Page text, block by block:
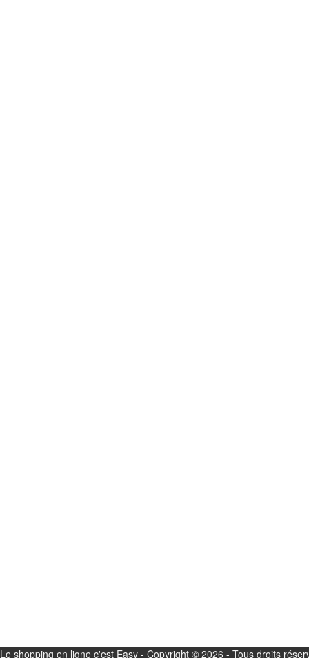
Le shopping en ligne c'est Easy - Copyright © 2026 - Tous droits